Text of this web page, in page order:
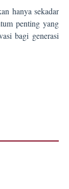
hanya sekadar
penting yang
bagi generasi